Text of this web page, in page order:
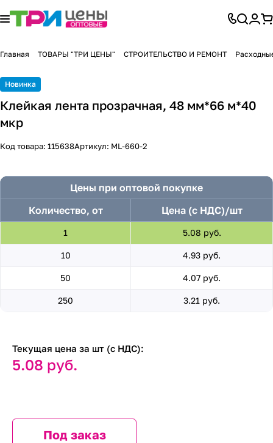
Главная ТОВАРЫ "ТРИ ЦЕНЫ" СТРОИТЕЛЬСТВО И РЕМОНТ
Новинка
Клейкая лента прозрачная, 48 мм*66 м*40
мкр
Код товара: 115638Артикул: ML-660-2
Цены при оптовой покупке
Количество, от
Цена (с НДС)/шт
1 5.08 руб.
10 4.93 руб.
50 4.07 руб.
250 3.21 руб.
Текущая цена за шт (с НДС):
5.08 руб.
Под заказ